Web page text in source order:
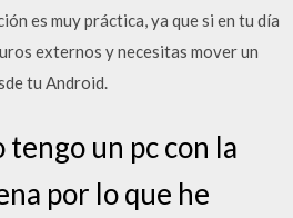
es muy práctica, ya que si en tu día
externos y necesitas mover un
tu Android.
tengo un pc con la
por lo que he